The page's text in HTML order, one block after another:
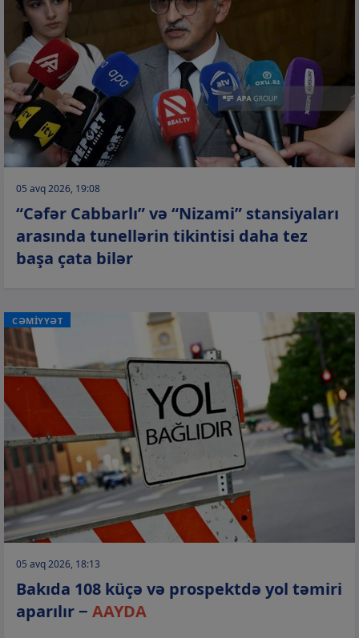
05 avq 2026, 19:08
“Cəfər Cabbarlı” və “Nizami” stansiyaları
arasında tunellərin tikintisi daha tez
başa çata bilər
CƏMİYYƏT
05 avq 2026, 18:13
Bakıda 108 küçə və prospektdə yol təmiri
aparılır − AAYDA